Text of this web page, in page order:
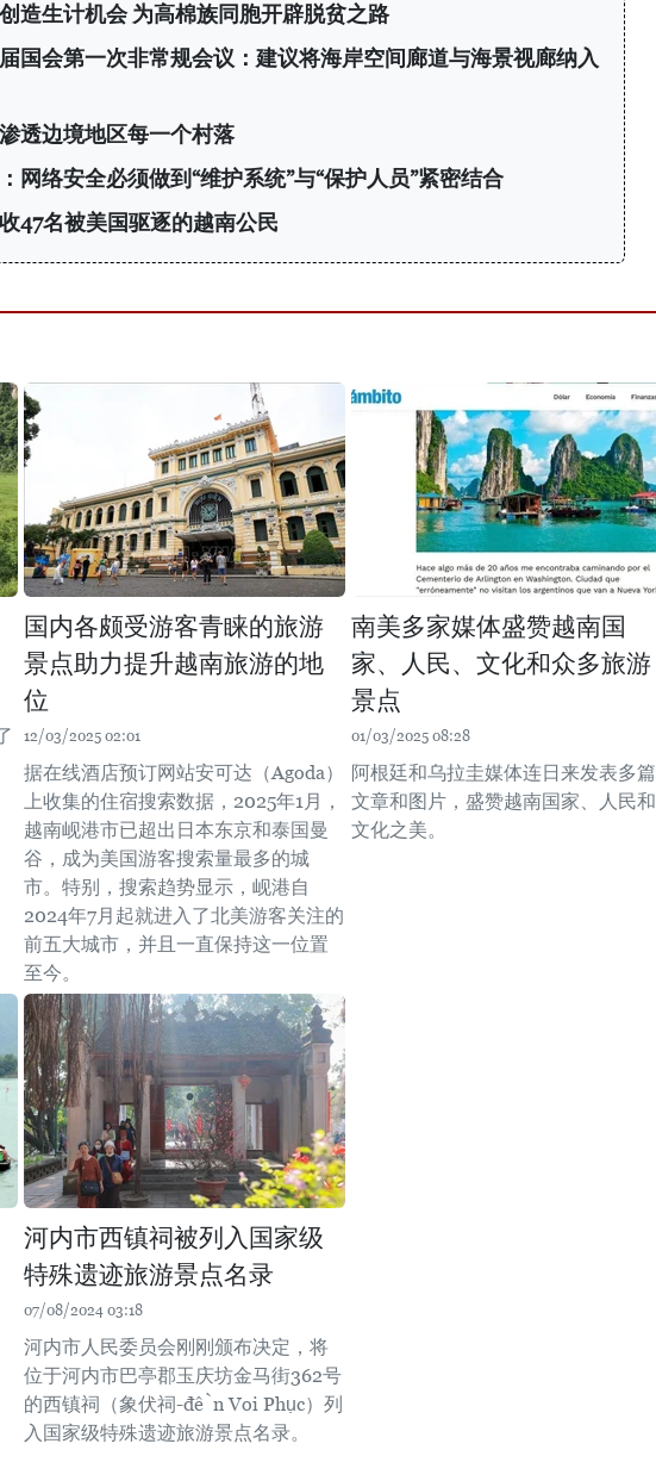
造生计机会 为高棉族同胞开辟脱贫之路
国会第一次非常规会议：建议将海岸空间廊道与海景视廊纳入
透边境地区每一个村落
网络安全必须做到“维护系统”与“保护人员”紧密结合
47名被美国驱逐的越南公民
国内各颇受游客青睐的旅游
景点助力提升越南旅游的地
位
12/03/2025 02:01
据在线酒店预订网站安可达（Agoda）
上收集的住宿搜索数据，2025年1月，
越南岘港市已超出日本东京和泰国曼
谷，成为美国游客搜索量最多的城
市。特别，搜索趋势显示，岘港自
2024年7月起就进入了北美游客关注的
前五大城市，并且一直保持这一位置
至今。
南美多家媒体盛赞越南国
家、人民、文化和众多旅游
景点
01/03/2025 08:28
阿根廷和乌拉圭媒体连日来发表多篇
文章和图片，盛赞越南国家、人民和
文化之美。
河内市西镇祠被列入国家级
特殊遗迹旅游景点名录
07/08/2024 03:18
河内市人民委员会刚刚颁布决定，将
位于河内市巴亭郡玉庆坊金马街362号
的西镇祠（象伏祠-đền Voi Phục）列
入国家级特殊遗迹旅游景点名录。